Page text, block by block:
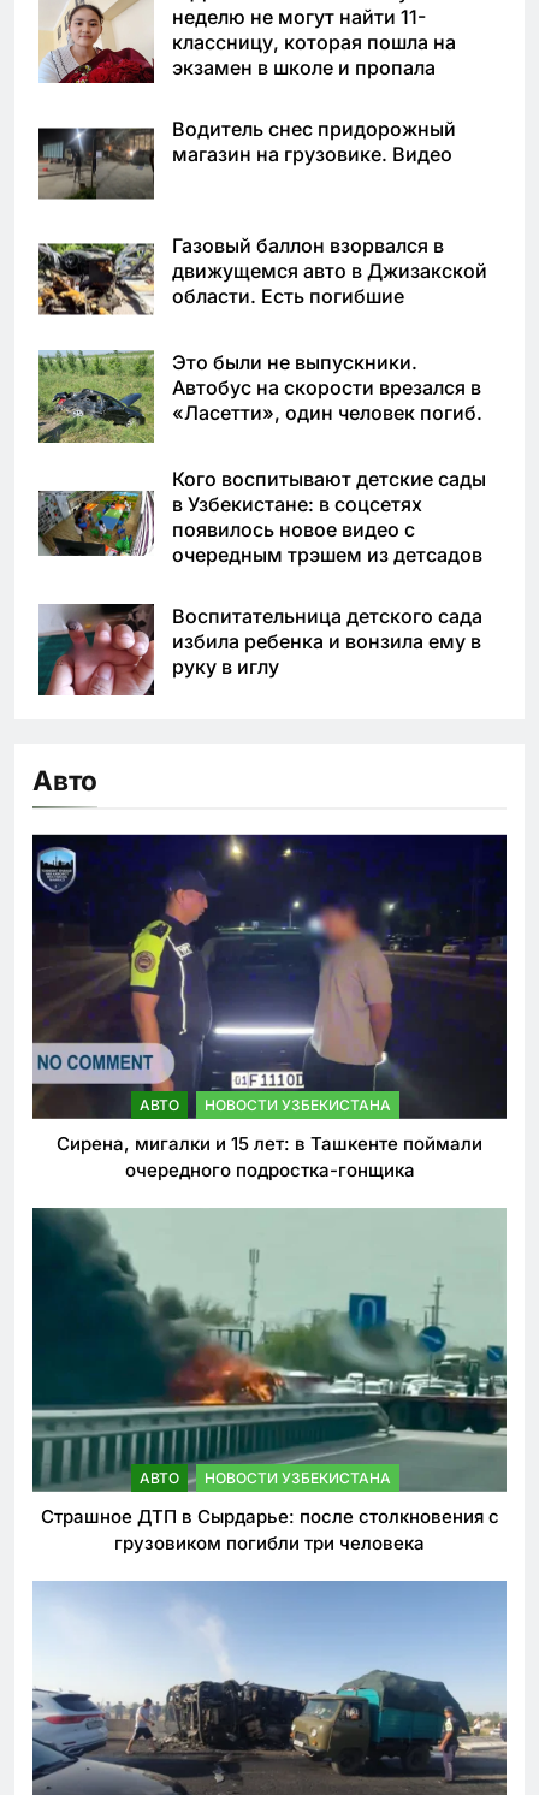
неделю не могут найти 11-
классницу, которая пошла на
экзамен в школе и пропала
Водитель снес придорожный
магазин на грузовике. Видео
Газовый баллон взорвался в
движущемся авто в Джизакской
области. Есть погибшие
Это были не выпускники.
Автобус на скорости врезался в
«Ласетти», один человек погиб.
Кого воспитывают детские сады
в Узбекистане: в соцсетях
появилось новое видео с
очередным трэшем из детсадов
Воспитательница детского сада
избила ребенка и вонзила ему в
руку в иглу
Авто
АВТО НОВОСТИ УЗБЕКИСТАНА
Сирена, мигалки и 15 лет: в Ташкенте поймали
очередного подростка-гонщика
АВТО НОВОСТИ УЗБЕКИСТАНА
Страшное ДТП в Сырдарье: после столкновения с
грузовиком погибли три человека